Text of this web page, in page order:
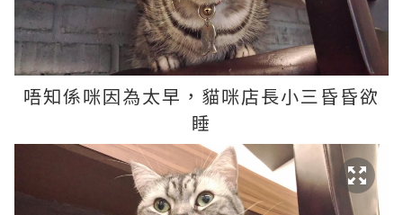
唔知係咪因為太早，貓咪店長小三昏昏欲
睡